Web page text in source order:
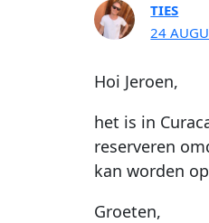
TIES
24
Hoi Jeroen,
het is in
reserveren
kan worden
Groeten,